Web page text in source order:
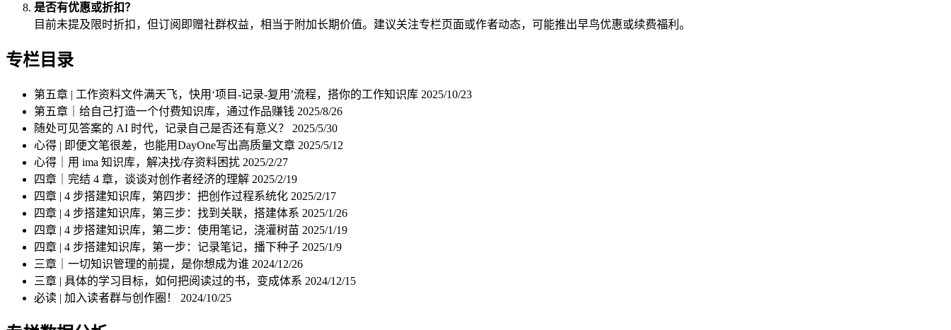
是否有优惠或折扣？
目前未提及限时折扣，但订阅即赠社群权益，相当于附加长期价值。建议关注专栏页面或作者动态，可能推出早鸟优惠或续费福利。
专栏目录
第五章 | 工作资料文件满天飞，快用‘项目-记录-复用’流程，搭你的工作知识库 2025/10/23
第五章｜给自己打造一个付费知识库，通过作品赚钱 2025/8/26
随处可见答案的 AI 时代，记录自己是否还有意义？ 2025/5/30
心得 | 即便文笔很差，也能用DayOne写出高质量文章 2025/5/12
心得｜用 ima 知识库，解决找/存资料困扰 2025/2/27
四章｜完结 4 章，谈谈对创作者经济的理解 2025/2/19
四章 | 4 步搭建知识库，第四步：把创作过程系统化 2025/2/17
四章 | 4 步搭建知识库，第三步：找到关联，搭建体系 2025/1/26
四章 | 4 步搭建知识库，第二步：使用笔记，浇灌树苗 2025/1/19
四章 | 4 步搭建知识库，第一步：记录笔记，播下种子 2025/1/9
三章｜一切知识管理的前提，是你想成为谁 2024/12/26
三章 | 具体的学习目标，如何把阅读过的书，变成体系 2024/12/15
必读 | 加入读者群与创作圈！ 2024/10/25